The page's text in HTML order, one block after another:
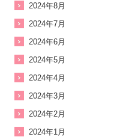
2024年8月
2024年7月
2024年6月
2024年5月
2024年4月
2024年3月
2024年2月
2024年1月